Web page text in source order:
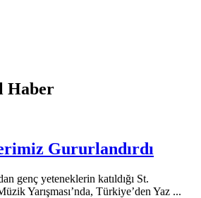
Haber
Gururlandırdı
genç yeteneklerin katıldığı St.
Yarışması’nda, Türkiye’den Yaz ...